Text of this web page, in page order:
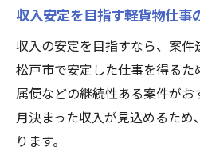
収入安定を目指す軽貨物仕事
収入の安定を目指すなら、案件
松戸市で安定した仕事を得る
属便などの継続性ある案件が
月決まった収入が見込めるた
ります。